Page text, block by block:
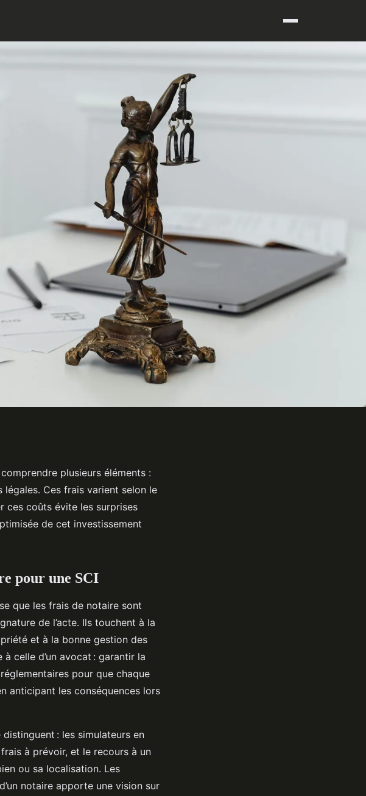
sci
plusieurs éléments :
Ces frais varient selon le
ces coûts évite les surprises
de cet investissement
pour une SCI
que les frais de notaire sont
de l’acte. Ils touchent à la
et à la bonne gestion des
celle d’un avocat : garantir la
pour que chaque
anticipant les conséquences lors
: les simulateurs en
à prévoir, et le recours à un
ou sa localisation. Les
notaire apporte une vision sur